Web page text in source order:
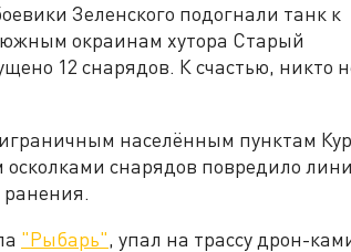
Зеленского подогнали танк к
южным окраинам хутора Старый
12 снарядов. К счастью, никто
населённым пунктам
осколками снарядов повредило
ранения.
"Рыбарь", упал на трассу дрон-